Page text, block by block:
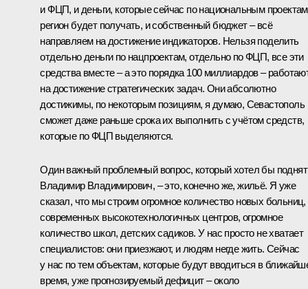
и ФЦП, и деньги, которые сейчас по национальным проектам
регион будет получать, и собственный бюджет – всё
направляем на достижение индикаторов. Нельзя поделить
отдельно деньги по нацпроектам, отдельно по ФЦП, все эти
средства вместе – а это порядка 100 миллиардов –
на достижение стратегических задач. Они абсолютно
достижимы, по некоторым позициям, я думаю, Севастополь
сможет даже раньше срока их выполнить с учётом средств,
которые по ФЦП выделяются.
Один важный проблемный вопрос, который хотел бы
Владимир Владимирович, – это, конечно же, жильё. Я уже
сказал, что мы строим огромное количество новых больниц,
современных высокотехнологичных центров, огромное
количество школ, детских садиков. У нас просто не хватает
специалистов: они приезжают, и людям негде жить. Сейчас
у нас по тем объектам, которые будут вводиться в
время, уже прогнозируемый дефицит – около